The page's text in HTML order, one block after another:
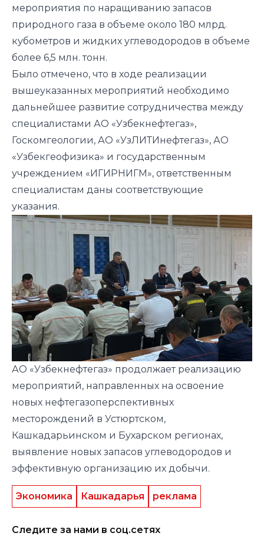
мероприятия по наращиванию запасов
природного газа в объеме около 180 млрд.
кубометров и жидких углеводородов в объеме
более 6,5 млн. тонн.
Было отмечено, что в ходе реализации
вышеуказанных мероприятий необходимо
дальнейшее развитие сотрудничества между
специалистами АО «Узбекнефтегаз»,
Госкомгеологии, АО «УзЛИТИнефтегаз», АО
«Узбекгеофизика» и государственным
учреждением «ИГИРНИГМ», ответственным
специалистам даны соответствующие
указания.
АО «Узбекнефтегаз» продолжает реализацию
мероприятий, направленных на освоение
новых нефтегазоперспективных
месторождений в Устюртском,
Кашкадарьинском и Бухарском регионах,
выявление новых запасов углеводородов и
эффективную организацию их добычи.
Экономика Кашкадарья реклама
Следите за нами в соц.сетях